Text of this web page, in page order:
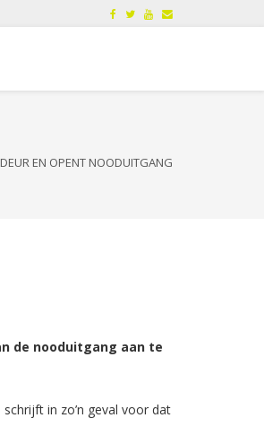
EN OPENT NOODUITGANG
de nooduitgang aan te
in zo’n geval voor dat